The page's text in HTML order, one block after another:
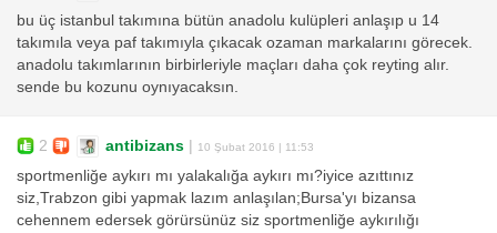
bu üç istanbul takımına bütün anadolu kulüpleri anlaşıp u 14
takımıla veya paf takımıyla çıkacak ozaman markalarını görecek.
anadolu takımlarının birbirleriyle maçları daha çok reyting alır.
sende bu kozunu oynıyacaksın.
2 antibizans 10 Şubat 2016 | 11:53
sportmenliğe aykırı mı yalakalığa aykırı mı?iyice azıttınız
siz,Trabzon gibi yapmak lazım anlaşılan;Bursa'yı bizansa
cehennem edersek görürsünüz siz sportmenliğe aykırılığı